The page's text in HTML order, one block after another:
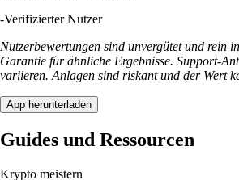
-Verifizierter Nutzer
Nutzerbewertungen sind unvergütet und rein
Garantie für ähnliche Ergebnisse. Support-
variieren. Anlagen sind riskant und der Wert
App herunterladen
Guides und Ressourcen
Krypto meistern